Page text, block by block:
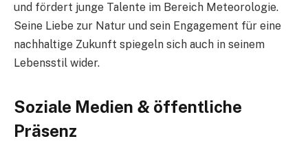
und fördert junge Talente im Bereich Meteorologie.
Seine Liebe zur Natur und sein Engagement für eine
nachhaltige Zukunft spiegeln sich auch in seinem
Lebensstil wider.
Soziale Medien & öffentliche
Präsenz